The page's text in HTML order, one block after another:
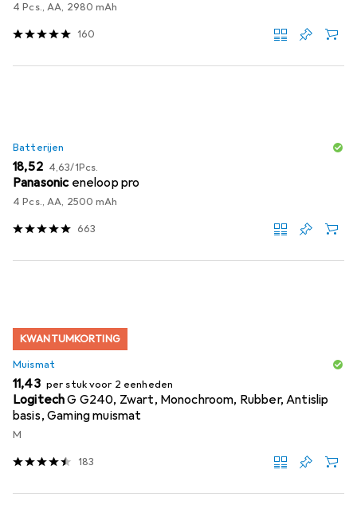
4 Pcs., AA, 2980 mAh
160
Batterijen
EUR
18,52 EUR
4,63/1Pcs.
Panasonic eneloop pro
4 Pcs., AA, 2500 mAh
663
KWANTUMKORTING
Muismat
EUR
11,43 per stuk voor 2 eenheden
LogitechG G240, Zwart, Monochroom, Rubber, Antislip
basis, Gaming muismat
M
183